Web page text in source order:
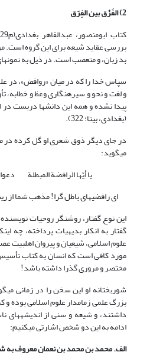
2) الفَرْق بین الفِرَق
بررسى عقاید شیعه براى این گروه است.
بد زبان، و متعصب است. در ذیل به
سپاس خدا را که در میان «روافض»، در
و لغت و نحو و سیره‏نگارى وعظ و خطابه،
پیدا نشده و همه این دانش‏ها دربست
(بغدادی، بی‏تا: 322).
در جاى دیگر ذوق شعرى او گل کرده
مى‏گوید:
یا أیّها الرافضة المبطلة
اى رافضی‏‏هاى باطل گرا! مذهب شما از
این نوع گفتار، روشنگر روحیات
گفتار به انکار بدیهیات پرداخته، چه
علوم اسلامى، شیعیان و پیروان اهل‏بیت
مورد کافى است که انسان به کتاب تأسیس
مختصر و مروری گذرا داشته باشد!
شوربختانه او این سخن را در زمانى
بزرگ علمى زمامدار علوم اسلامى بوده
داشتند، و شیعه و سنى از اندیشه‏هاى
ادامه به این دو شخص اشارتی می‏کنیم:
الف. محمد بن محمد بن نعمان معروف به شیخ